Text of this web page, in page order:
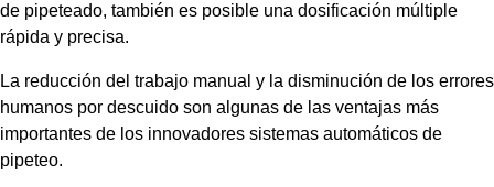
de pipeteado, también es posible una dosificación múltiple
rápida y precisa.
La reducción del trabajo manual y la disminución de los errores
humanos por descuido son algunas de las ventajas más
importantes de los innovadores sistemas automáticos de
pipeteo.